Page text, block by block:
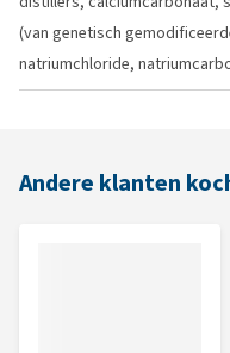
(van genetisch
natriumchloride,
Andere klanten